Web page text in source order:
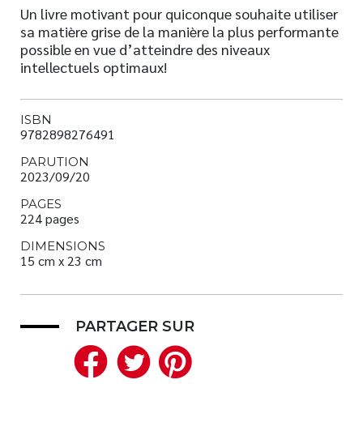
Un livre motivant pour quiconque souhaite utiliser
sa matière grise de la manière la plus performante
possible en vue d’atteindre des niveaux
intellectuels optimaux!
ISBN
9782898276491
PARUTION
2023/09/20
PAGES
224 pages
DIMENSIONS
15 cm x 23 cm
PARTAGER SUR
Facebook
Twitter